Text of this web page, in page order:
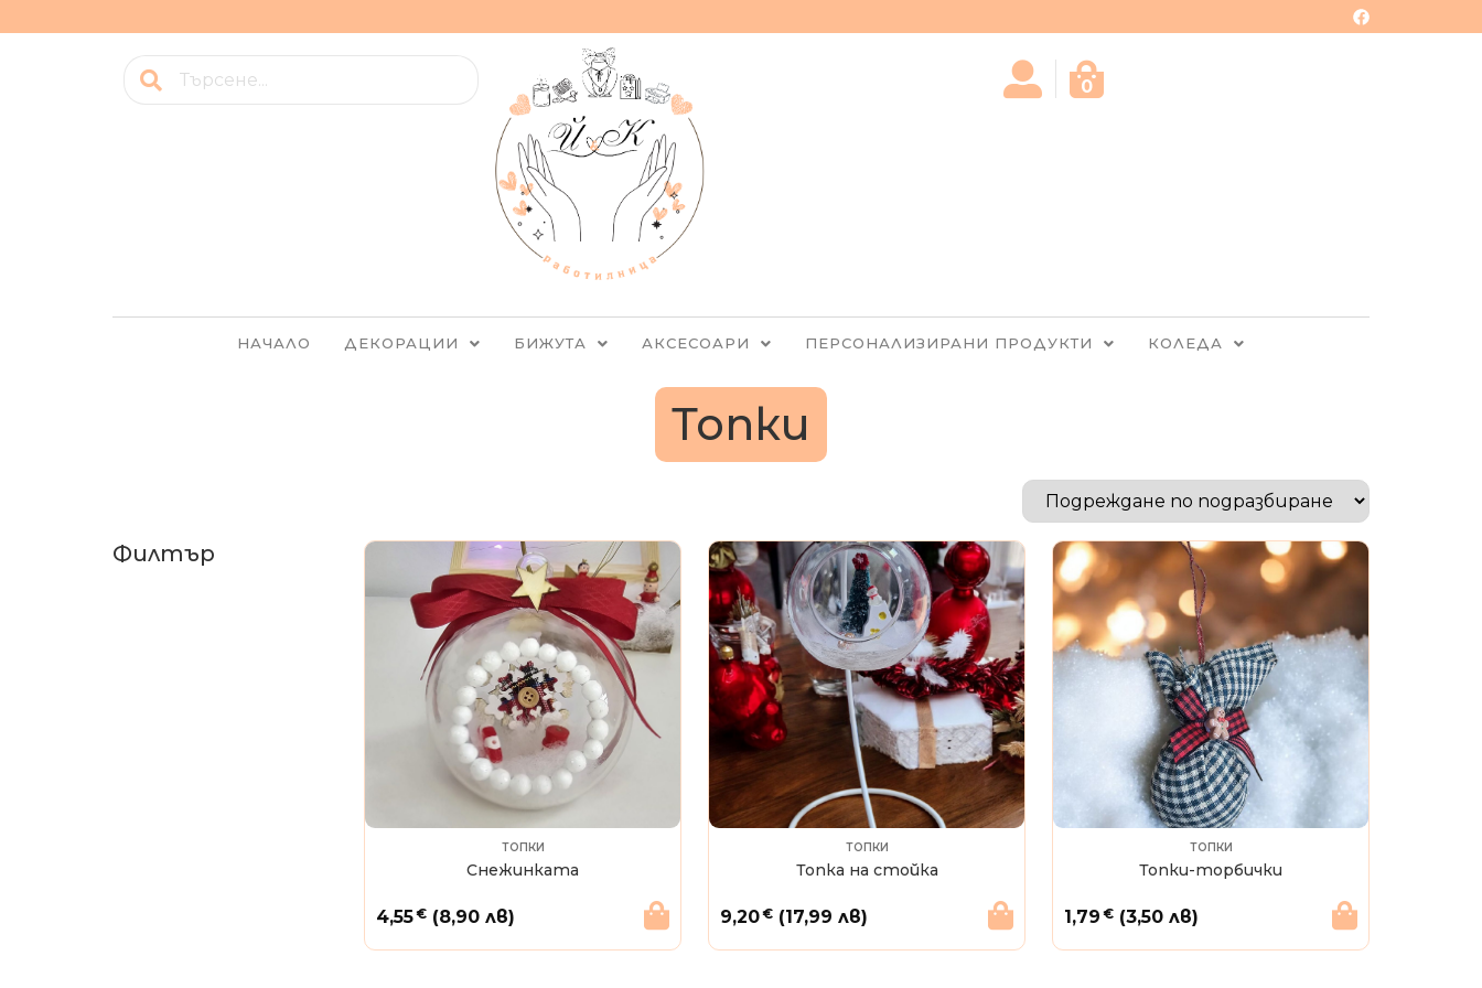
0
НАЧАЛО ДЕКОРАЦИИ БИЖУТА АКСЕСОАРИ ПЕРСОНАЛИЗИРАНИ ПРОДУКТИ КОЛЕДА
Топки
ТОПКИ
Снежинката
4,55€ (8,90 лв)
ТОПКИ
Топка на стойка
9,20€ (17,99 лв)
ТОПКИ
Топки-торбички
1,79 € (3,50 лв)
Филтър